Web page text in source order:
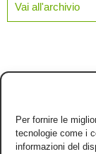
Per fornire le
tecnologie come i
informazioni del
Vai all'archivio